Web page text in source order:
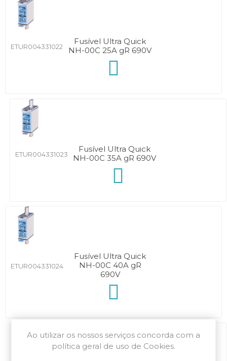
ETUR004331022
Fusível Ultra Quick
NH-00C 25A gR 690V
ETUR004331023
Fusível Ultra Quick
NH-00C 35A gR 690V
ETUR004331024
Fusível Ultra Quick
NH-00C 40A gR
690V
Ao utilizar os nossos serviços concorda com a
política geral de uso de Cookies.